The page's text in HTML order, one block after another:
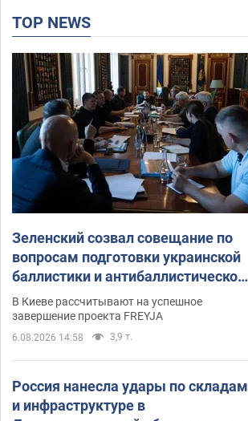
TOP NEWS
Зеленский созвал совещание по
вопросам подготовки украинской
баллистики и антибаллистической
программы FREYJA: какие
решения готовятся
В Киеве рассчитывают на успешное
завершение проекта FREYJA
6.08.2026 14:58 3,9 т.
Россия нанесла удары по складам
и инфраструктуре в